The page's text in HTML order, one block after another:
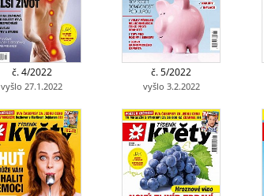
č. 4/2022
vyšlo 27.1.2022
č. 5/2022
vyšlo 3.2.2022